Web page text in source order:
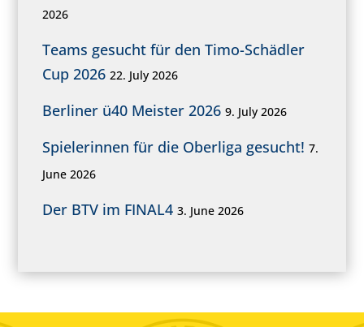
2026
Teams gesucht für den Timo-Schädler
Cup 2026 22. July 2026
Berliner ü40 Meister 2026 9. July 2026
Spielerinnen für die Oberliga gesucht! 7.
June 2026
Der BTV im FINAL4 3. June 2026